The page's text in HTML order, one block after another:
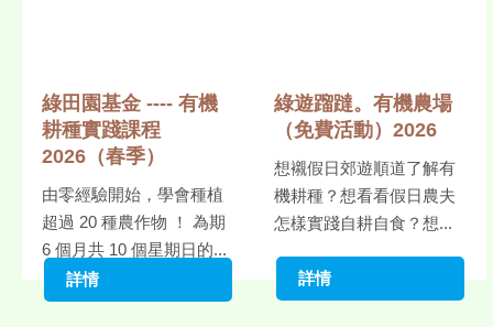
綠田園基金 ---- 有機
耕種實踐課程
2026（春季）
由零經驗開始，學會種植
超過 20 種農作物 ！ 為期
6 個月共 10 個星期日的...
詳情
綠遊蹓躂。有機農場
（免費活動）2026
想襯假日郊遊順道了解有
機耕種？想看看假日農夫
怎樣實踐自耕自食？想...
詳情